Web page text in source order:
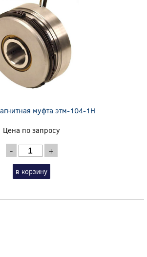
муфта этм-104-1Н
Цена по запросу
- +
в корзину